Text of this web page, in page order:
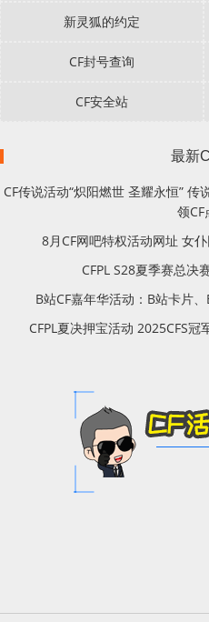
新灵狐的约定
CF封号查询
CF安全站
最新
CF传说活动“炽阳燃世 圣耀永恒”
领CF
8月CF网吧特权活动网址 女
CFPL S28夏季赛总决
B站CF嘉年华活动：B站卡片
CFPL夏决押宝活动 2025CFS